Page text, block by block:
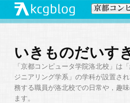
いきものだいす
「京都コンピュータ学院洛北校」は
ジニアリング学系」の学科が設置さ
務する職員が洛北校での日常や，趣
ます。